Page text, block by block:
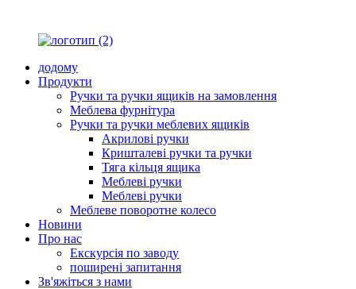
додому
Продукти
Ручки та ручки ящиків на замовлення
Меблева фурнітура
Ручки та ручки меблевих ящиків
Акрилові ручки
Кришталеві ручки та ручки
Тяга кільця ящика
Меблеві ручки
Меблеві ручки
Меблеве поворотне колесо
Новини
Про нас
Екскурсія по заводу
поширені запитання
Зв'яжіться з нами